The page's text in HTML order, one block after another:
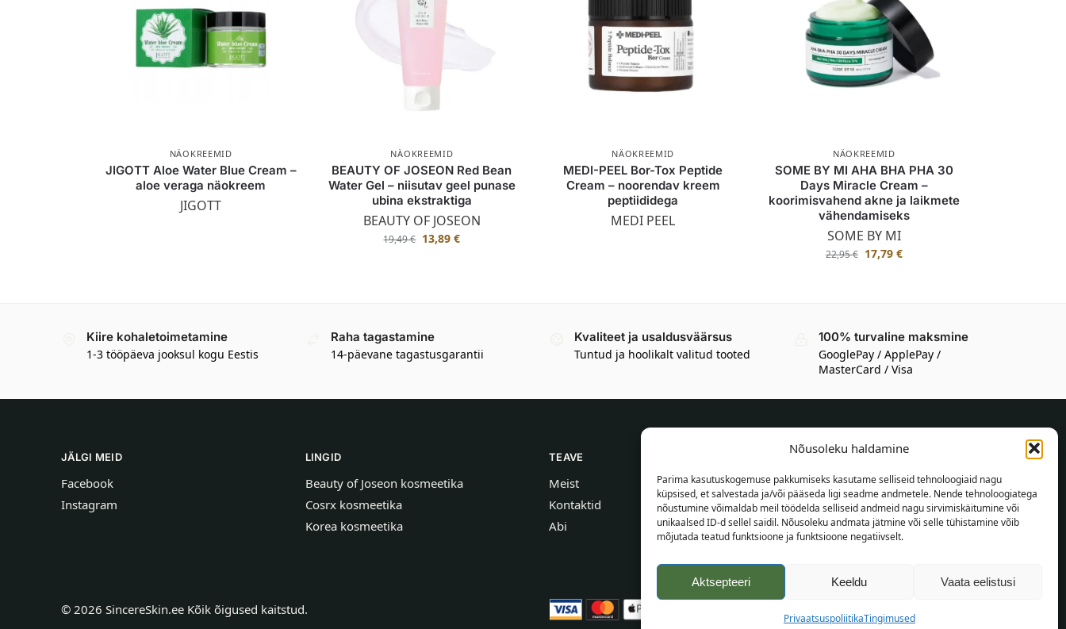
Nõusoleku haldamine
Parima kasutuskogemuse pakkumiseks kasutame selliseid tehnoloogiaid nagu
küpsised, et salvestada ja/või pääseda ligi seadme andmetele. Nende tehnoloogiatega
nõustumine võimaldab meil töödelda selliseid andmeid nagu sirvimiskäitumine või
unikaalsed ID-d sellel saidil. Nõusoleku andmata jätmine või selle tühistamine võib
mõjutada teatud funktsioone ja funktsioone negatiivselt.
Aktsepteeri Keeldu Vaata eelistusi
PrivaatsuspoliitikaTingimused
NÄOKREEMID
JIGOTT Aloe Water Blue Cream –
aloe veraga näokreem
JIGOTT
NÄOKREEMID
BEAUTY OF JOSEON Red Bean
Water Gel – niisutav geel punase
ubina ekstraktiga
BEAUTY OF JOSEON
19,49€ 13,89€
NÄOKREEMID
MEDI-PEEL Bor-Tox Peptide
Cream – noorendav kreem
peptiididega
MEDI PEEL
NÄOKREEMID
SOME BY MI AHA BHA PHA 30
Days Miracle Cream –
koorimisvahend akne ja laikmete
vähendamiseks
SOME BY MI
22,95€ 17,79 €
Kiire kohaletoimetamine
1-3 tööpäeva jooksul kogu Eestis
Raha tagastamine
14-päevane tagastusgarantii
Kvaliteet ja usaldusväärsus
Tuntud ja hoolikalt valitud tooted
100% turvaline maksmine
GooglePay / ApplePay /
MasterCard / Visa
JÄLGI MEID
Facebook
Instagram
LINGID
Beauty of Joseon kosmeetika
Cosrx kosmeetika
Korea kosmeetika
TEAVE
Meist
Kontaktid
Abi
TEAVE OSTJALE
Tarnetingimused
Tingimused
Privaatsuspoliitika
© 2026 SincereSkin.ee Kõik õigused kaitstud.